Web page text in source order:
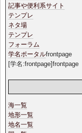
記事や便利系サイト
テンプレ
ネタ場
テンプレ
フォーラム
学名ポータルfrontpage
[学名:frontpage]frontpage
海一覧
地形一覧
地名一覧